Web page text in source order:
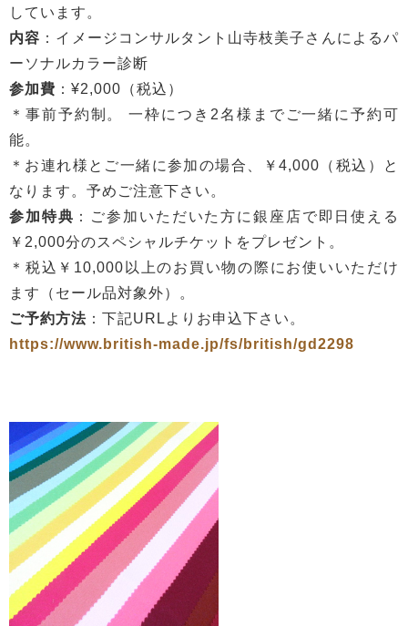
しています。
内容 ：イメージコンサルタント山寺枝美子さんによるパ
ーソナルカラー診断
参加費 ：¥2,000（税込）
＊事前予約制。 一枠につき2名様までご一緒に予約可
能。
＊お連れ様とご一緒に参加の場合、￥4,000（税込）と
なります。予めご注意下さい。
参加特典 ：ご参加いただいた方に銀座店で即日使える
￥2,000分のスペシャルチケットをプレゼント。
＊税込￥10,000以上のお買い物の際にお使いいただけ
ます（セール品対象外）。
ご予約方法 ：下記URLよりお申込下さい。
https://www.british-made.jp/fs/british/gd2298